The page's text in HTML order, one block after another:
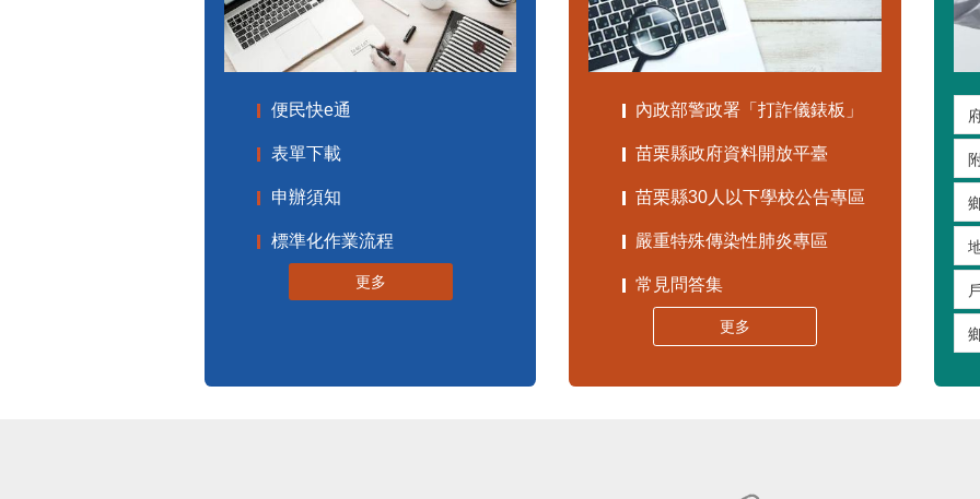
便民快e通
表單下載
申辦須知
標準化作業流程
更多
內政部警政署「打詐儀錶板」
苗栗縣政府資料開放平臺
苗栗縣30人以下學校公告專區
嚴重特殊傳染性肺炎專區
常見問答集
更多